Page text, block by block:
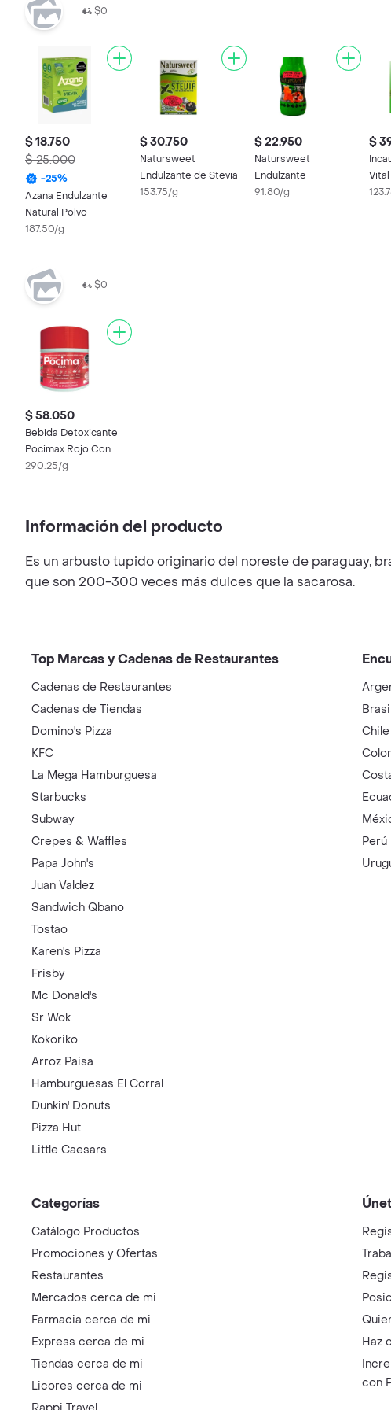
$0
$ 18.750
$ 25.000
-25%
Azana Endulzante
Natural Polvo
187.50/g
$ 30.750
Natursweet
Endulzante de Stevia
153.75/g
$ 22.950
Natursweet
Endulzante
91.80/g
$
$0
$ 58.050
Bebida Detoxicante
Pocimax Rojo Con
Estevia
290.25/g
Información del producto
Es un arbusto tupido originario del noreste de paraguay,
que son 200-300 veces más dulces que la sacarosa.
Top Marcas y Cadenas de Restaurantes
Cadenas de Restaurantes
Cadenas de Tiendas
Domino's Pizza
KFC
La Mega Hamburguesa
Starbucks
Subway
Crepes & Waffles
Papa John's
Juan Valdez
Sandwich Qbano
Tostao
Karen's Pizza
Frisby
Mc Donald's
Sr Wok
Kokoriko
Arroz Paisa
Hamburguesas El Corral
Dunkin' Donuts
Pizza Hut
Little Caesars
Chile
Perú
Categorías
Catálogo Productos
Promociones y Ofertas
Restaurantes
Mercados cerca de mi
Farmacia cerca de mi
Express cerca de mi
Tiendas cerca de mi
Licores cerca de mi
Haz
con